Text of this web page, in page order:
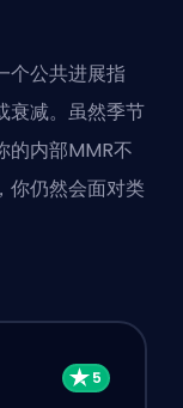
个公共进展指
衰减。虽然季节
的内部MMR不
你仍然会面对类